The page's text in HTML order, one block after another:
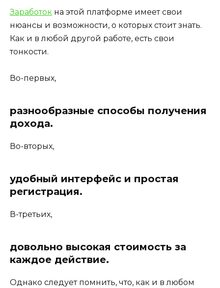
Заработок на этой платформе имеет свои
нюансы и возможности, о которых стоит знать.
Как и в любой другой работе, есть свои
тонкости.
Во-первых,
разнообразные способы получения
дохода.
Во-вторых,
удобный интерфейс и простая
регистрация.
В-третьих,
довольно высокая стоимость за
каждое действие.
Однако следует помнить, что, как и в любом